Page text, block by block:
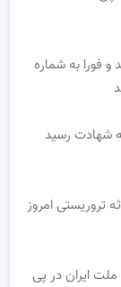
و فورا به شماره
شهادت رسید
تروریستی امروز
ملت ایران در پی